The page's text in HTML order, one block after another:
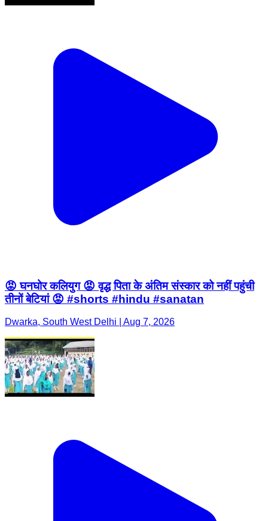
😡 घनघोर कलियुग 😡 वृद्ध पिता के अंतिम संस्कार को नहीं पहुंची
तीनों बेटियां 😡 #shorts #hindu #sanatan
Dwarka, South West Delhi | Aug 7, 2026